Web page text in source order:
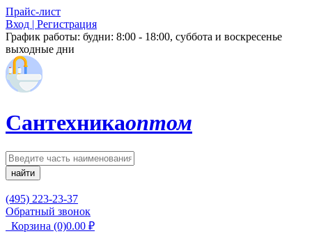
Прайс-лист
Вход | Регистрация
График работы: будни: 8:00 - 18:00, суббота и воскресенье
выходные дни
Сантехникаоптом
найти
(495) 223-23-37
Обратный звонок
Корзина (0)0.00 ₽